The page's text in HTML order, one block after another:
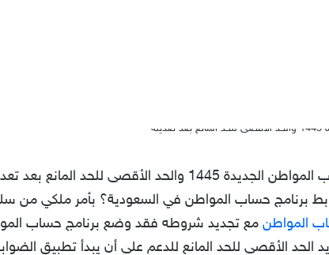
ما هي شروط دعم حساب المواطن الجديدة 1445
برنامج حساب المواطن في السعودية؟ بأمر ملكي من
المواطن مع تجديد شروطه فقد وضع برنامج حساب